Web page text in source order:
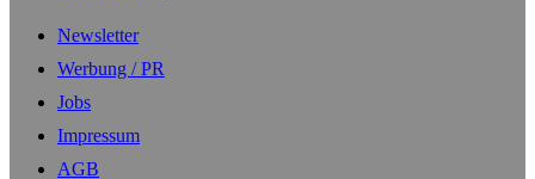
Newsletter
Werbung / PR
Jobs
Impressum
AGB